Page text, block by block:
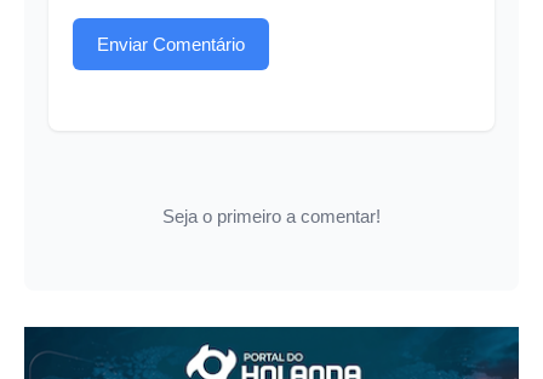
Enviar Comentário
Seja o primeiro a comentar!